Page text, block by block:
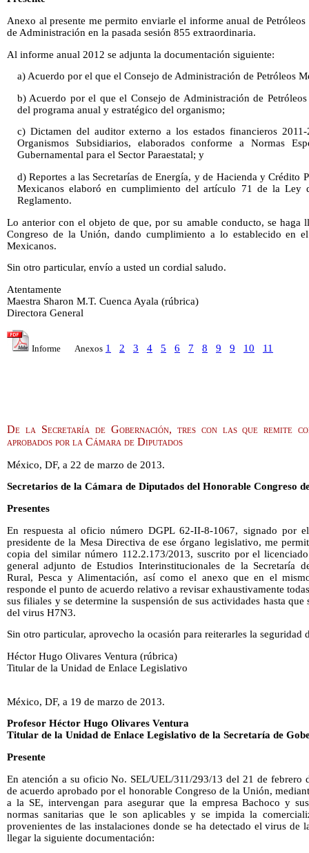
Anexo al presente me permito enviarle el informe anual de
de Administración en la pasada sesión 855 extraordinaria.
Al informe anual 2012 se adjunta la documentación siguiente:
a) Acuerdo por el que el Consejo de Administración de Petróleos
b) Acuerdo por el que el Consejo de Administración de
del programa anual y estratégico del organismo;
c) Dictamen del auditor externo a los estados financieros
Organismos Subsidiarios, elaborados conforme a Normas
Gubernamental para el Sector Paraestatal; y
d) Reportes a las Secretarías de Energía, y de Hacienda y Crédito
Mexicanos elaboró en cumplimiento del artículo 71 de la Ley
Reglamento.
Lo anterior con el objeto de que, por su amable conducto, se haga
Congreso de la Unión, dando cumplimiento a lo establecido en
Mexicanos.
Sin otro particular, envío a usted un cordial saludo.
Atentamente
Maestra Sharon M.T. Cuenca Ayala (rúbrica)
Directora General
Informe Anexos 1 2 3 4 5 6 7 8 9 9 10 11
De la Secretaría de Gobernación, tres con las que remite
aprobados por la Cámara de Diputados
México, DF, a 22 de marzo de 2013.
Secretarios de la Cámara de Diputados del Honorable Congreso
Presentes
En respuesta al oficio número DGPL 62-II-8-1067, signado por
presidente de la Mesa Directiva de ese órgano legislativo, me
copia del similar número 112.2.173/2013, suscrito por el
general adjunto de Estudios Interinstitucionales de la Secretaría
Rural, Pesca y Alimentación, así como el anexo que en el
responde el punto de acuerdo relativo a revisar exhaustivamente
sus filiales y se determine la suspensión de sus actividades hasta
del virus H7N3.
Sin otro particular, aprovecho la ocasión para reiterarles la
Héctor Hugo Olivares Ventura (rúbrica)
Titular de la Unidad de Enlace Legislativo
México, DF, a 19 de marzo de 2013.
Profesor Héctor Hugo Olivares Ventura
Titular de la Unidad de Enlace Legislativo de la Secretaría de
Presente
En atención a su oficio No. SEL/UEL/311/293/13 del 21 de febrero
de acuerdo aprobado por el honorable Congreso de la Unión,
a la SE, intervengan para asegurar que la empresa Bachoco y
normas sanitarias que le son aplicables y se impida la
provenientes de las instalaciones donde se ha detectado el virus de
llegar la siguiente documentación: